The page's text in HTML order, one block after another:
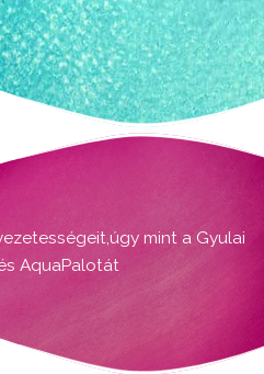
mint a Gyulai
AquaPalotát